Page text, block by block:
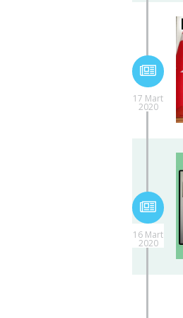
17 Mart
2020
16 Mart
2020